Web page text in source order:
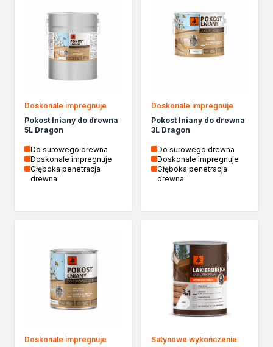
Lakierobejce
Farby w aerozolu
Impregnaty dekoracyjny do drewna
Żywica epoksydowa
Impregnaty do drewna konstrukcyjnego
Remont
Grunty
Folie w płynie
Masy szpachlowe budowlane
Akryle
Impregnacja
Impregnaty dekoracyjny do drewna
Projekty DIY
Lakiery dekoracyjne
Domowe porządki
Artykuły sezonowe
Doskonale impregnuje
Pokost lniany do drewna
5L Dragon
Do surowego drewna
Doskonale impregnuje
Głęboka penetracja
drewna
Doskonale impregnuje
Pokost lniany do drewna
3L Dragon
Do surowego drewna
Doskonale impregnuje
Głęboka penetracja
drewna
Doskonale impregnuje Satynowe wykończenie